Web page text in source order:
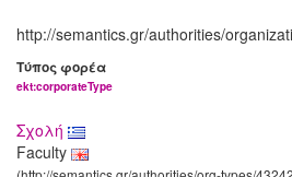
http://semantics.gr/authorities/
Τύπος φορέα
ekt:corporateType
Σχολή
Faculty